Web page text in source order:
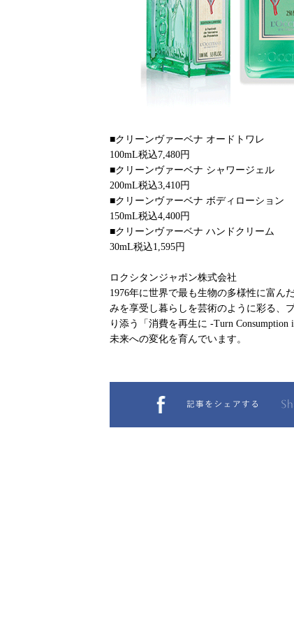
■クリーンヴァーベナ オードトワレ
100mL税込7,480円
■クリーンヴァーベナ シャワージェル
200mL税込3,410円
■クリーンヴァーベナ ボディローション
150mL税込4,400円
■クリーンヴァーベナ ハンドクリーム
30mL税込1,595円
ロクシタンジャポン株式会社
1976年に世界で最も生物の多様性に富ん
みを享受し暮らしを芸術のように彩る、
り添う「消費を再生に -Turn
未来への変化を育んでいます。